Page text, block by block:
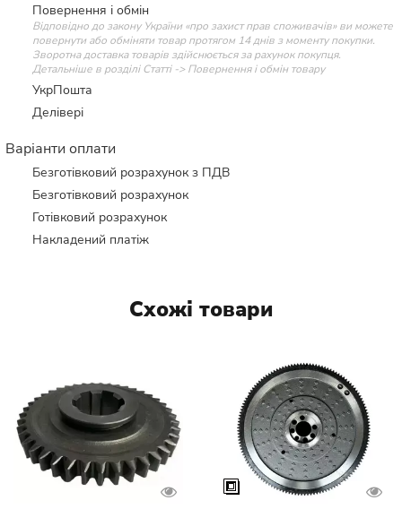
Повернення і обмін
Відповідно до закону України «про захист прав споживачів» ви можете
повернути або обміняти товар протягом 14 днів з моменту покупки.
Зворотна доставка товарів здійснюється за рахунок покупця.
Детальніше в розділі Статті -> Повернення і обмін товару
УкрПошта
Делівері
Варіанти оплати
Безготівковий розрахунок з ПДВ
Безготівковий розрахунок
Готівковий розрахунок
Накладений платіж
Схожі товари